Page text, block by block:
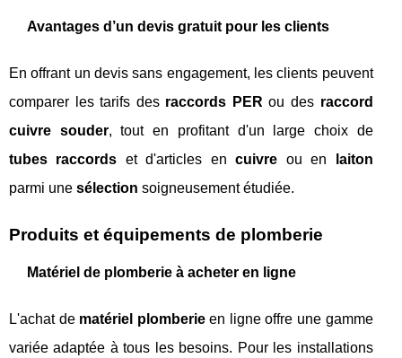
Avantages d’un devis gratuit pour les clients
En offrant un devis sans engagement, les clients peuvent
comparer les tarifs des raccords PER ou des raccord
cuivre souder, tout en profitant d'un large choix de
tubes raccords et d'articles encuivre ou en
laiton
parmi une sélection soigneusement étudiée.
Produits et équipements de plomberie
Matériel de plomberie à acheter en ligne
L'achat de matériel plomberieen ligne offre une gamme
variée adaptée à tous les besoins. Pour les installations